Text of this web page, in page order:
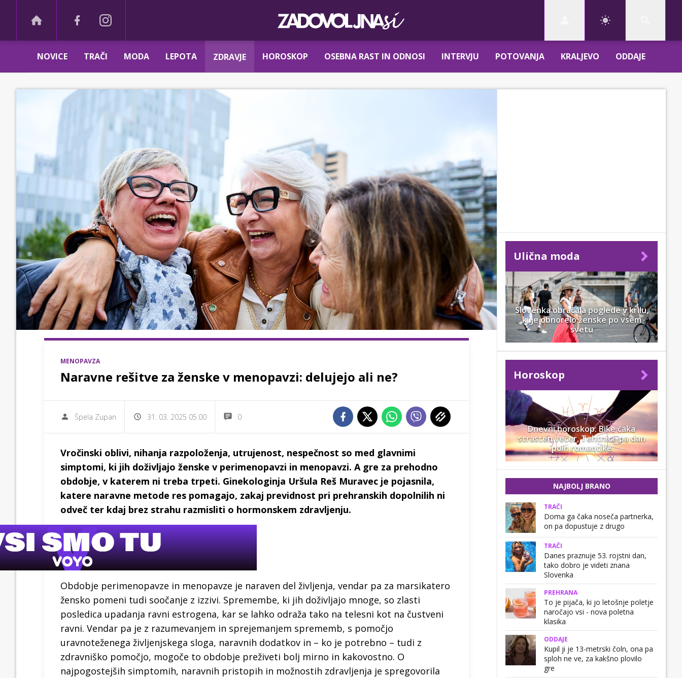
NOVICE TRAČI MODA LEPOTA ZDRAVJE HOROSKOP OSEBNA RAST IN ODNOSI INTERVJU POTOVANJA KRALJEVO ODDAJE
MENOPAVZA
Naravne rešitve za ženske v menopavzi: delujejo ali ne?
Špela Zupan 31. 03. 2025 05.00 0
Vročinski oblivi, nihanja razpoloženja, utrujenost, nespečnost so med glavnimi
simptomi, ki jih doživljajo ženske v perimenopavzi in menopavzi. A gre za prehodno
obdobje, v katerem ni treba trpeti. Ginekologinja Uršula Reš Muravec je pojasnila,
katere naravne metode res pomagajo, zakaj previdnost pri prehranskih dopolnilih ni
odveč ter kdaj brez strahu razmisliti o hormonskem zdravljenju.
Obdobje perimenopavze in menopavze je naraven del življenja, vendar pa za marsikatero
žensko pomeni tudi soočanje z izzivi. Spremembe, ki jih doživljajo mnoge, so zlasti
posledica upadanja ravni estrogena, kar se lahko odraža tako na telesni kot na čustveni
ravni. Vendar pa je z razumevanjem in sprejemanjem sprememb, s pomočjo
uravnoteženega življenjskega sloga, naravnih dodatkov in – ko je potrebno – tudi z
zdravniško pomočjo, mogoče to obdobje preživeti bolj mirno in kakovostno. O
najpogostejših simptomih, naravnih pristopih in možnostih zdravljenja je spregovorila
Ulična moda
Slovenka obračala poglede v krilu,
ki je obnorelo ženske po vsem
svetu
Horoskop
Dnevni horoskop: Bike čaka
strasten večer, Tehtnice pa dan
poln romantike
NAJBOLJ BRANO
TRAČI
Doma ga čaka noseča partnerka,
on pa dopustuje z drugo
TRAČI
Danes praznuje 53. rojstni dan,
tako dobro je videti znana
Slovenka
PREHRANA
To je pijača, ki jo letošnje poletje
naročajo vsi - nova poletna
klasika
ODDAJE
Kupil ji je 13-metrski čoln, ona pa
sploh ne ve, za kakšno plovilo
gre